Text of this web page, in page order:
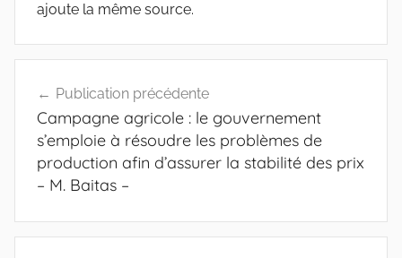
ajoute la même source.
de
l’article
Publication précédente
Campagne agricole : le gouvernement
s’emploie à résoudre les problèmes de
production afin d’assurer la stabilité des prix
– M. Baitas –